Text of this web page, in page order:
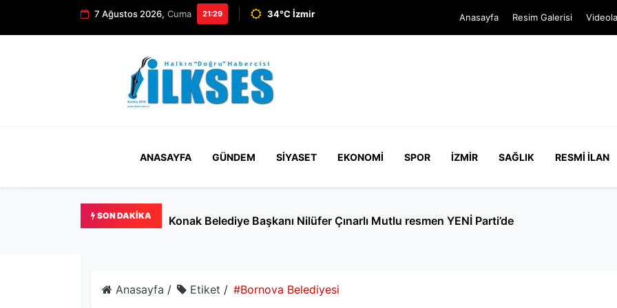
7 Ağustos 2026, Cuma 21:29 34°C İzmir Anasayfa Resim Galerisi
ANASAYFA GÜNDEM SIYASET EKONOMI SPOR İZMIR SAĞLIK RESMI İLAN
SON DAKIKA Konak Belediye Başkanı Nilüfer Çınarlı Mutlu resmen YENİ Parti’de
Anasayfa / Etiket / #Bornova Belediyesi